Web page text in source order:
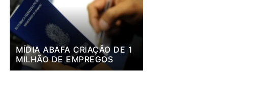
MÍDIA ABAFA CRIAÇÃO DE 1
MILHÃO DE EMPREGOS